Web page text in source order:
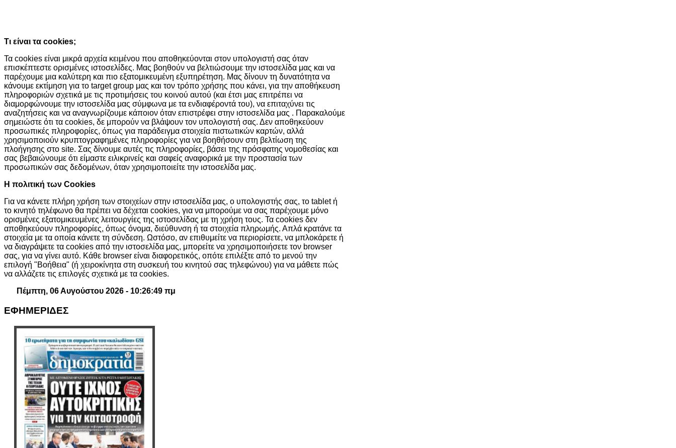
Τι είναι τα cookies;
Τα cookies είναι μικρά αρχεία κειμένου που αποθηκεύονται στον υπολογιστή σας όταν
επισκέπτεστε ορισμένες ιστοσελίδες. Μας βοηθούν να βελτιώσουμε την ιστοσελίδα μας και να
παρέχουμε μια καλύτερη και πιο εξατομικευμένη εξυπηρέτηση. Μας δίνουν τη δυνατότητα να
κάνουμε εκτίμηση για το target group μας και τον τρόπο χρήσης που κάνει, για την αποθήκευση
πληροφοριών σχετικά με τις προτιμήσεις του κοινού αυτού (και έτσι μας επιτρέπει να
διαμορφώνουμε την ιστοσελίδα μας σύμφωνα με τα ενδιαφέροντά του), να επιταχύνει τις
αναζητήσεις και να αναγνωρίζουμε κάποιον όταν επιστρέφει στην ιστοσελίδα μας . Παρακαλούμε
σημειώστε ότι τα cookies, δε μπορούν να βλάψουν τον υπολογιστή σας. Δεν αποθηκεύουν
προσωπικές πληροφορίες, όπως για παράδειγμα στοιχεία πιστωτικών καρτών, αλλά
χρησιμοποιούν κρυπτογραφημένες πληροφορίες για να βοηθήσουν στη βελτίωση της
πλοήγησης στο site. Σας δίνουμε αυτές τις πληροφορίες, βάσει της πρόσφατης νομοθεσίας και
σας βεβαιώνουμε ότι είμαστε ειλικρινείς και σαφείς αναφορικά με την προστασία των
προσωπικών σας δεδομένων, όταν χρησιμοποιείτε την ιστοσελίδα μας.
H πολιτική των Cookies
Για να κάνετε πλήρη χρήση των στοιχείων στην ιστοσελίδα μας, ο υπολογιστής σας, το tablet ή
το κινητό τηλέφωνο θα πρέπει να δέχεται cookies, για να μπορούμε να σας παρέχουμε μόνο
ορισμένες εξατομικευμένες λειτουργίες της ιστοσελίδας με τη χρήση τους. Τα cookies δεν
αποθηκεύουν πληροφορίες, όπως όνομα, διεύθυνση ή τα στοιχεία πληρωμής. Απλά κρατάνε τα
στοιχεία με τα οποία κάνετε τη σύνδεση. Ωστόσο, αν επιθυμείτε να περιορίσετε, να μπλοκάρετε ή
να διαγράψετε τα cookies από την ιστοσελίδα μας, μπορείτε να χρησιμοποιήσετε τον browser
σας, για να γίνει αυτό. Κάθε browser είναι διαφορετικός, οπότε επιλέξτε από το μενού την
επιλογή "Βοήθεια" (ή χειροκίνητα στη συσκευή του κινητού σας τηλεφώνου) για να μάθετε πώς
να αλλάζετε τις επιλογές σχετικά με τα cookies.
Πέμπτη, 06 Αυγούστου 2026 - 10:26:50 πμ
ΕΦΗΜΕΡΙΔΕΣ